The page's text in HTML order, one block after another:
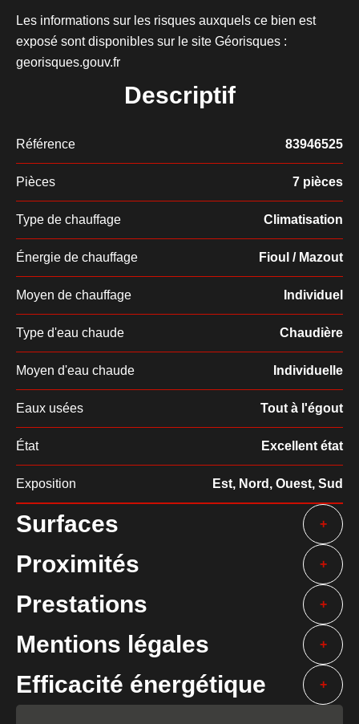
Les informations sur les risques auxquels ce bien est
exposé sont disponibles sur le site Géorisques :
georisques.gouv.fr
Descriptif
Référence 83946525
Pièces 7 pièces
Type de chauffage Climatisation
Énergie de chauffage Fioul / Mazout
Moyen de chauffage Individuel
Type d'eau chaude Chaudière
Moyen d'eau chaude Individuelle
Eaux usées Tout à l'égout
État Excellent état
Exposition Est, Nord, Ouest, Sud
Surfaces +
Proximités +
Prestations +
Mentions légales +
Efficacité énergétique +